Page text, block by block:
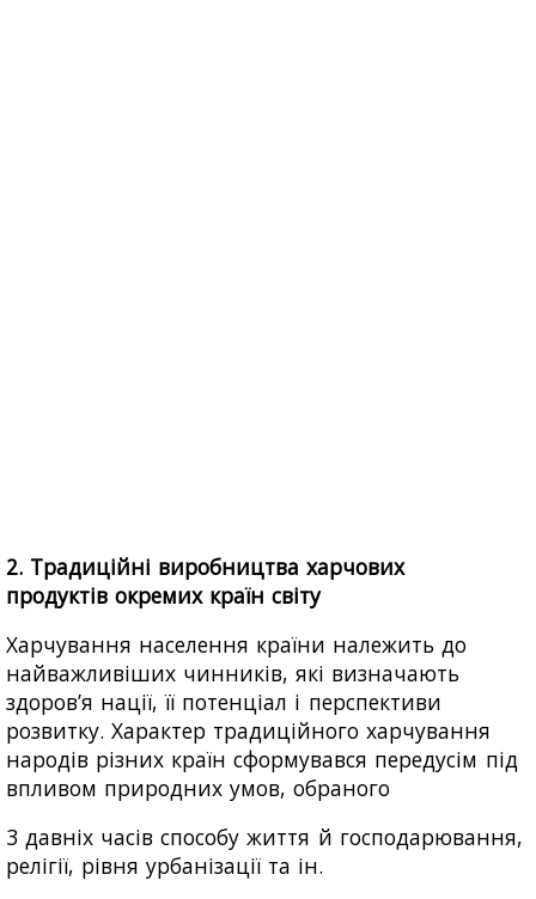
2. Традиційні виробництва харчових
продуктів окремих країн світу
Харчування населення країни належить до
найважливіших чинників, які визначають
здоров’я нації, її потенціал і перспективи
розвитку. Характер традиційного харчування
народів різних країн сформувався передусім під
впливом природних умов, обраного
3 давніх часів способу життя й господарювання,
релігії, рівня урбанізації та ін.